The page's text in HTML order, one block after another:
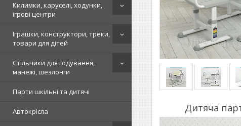
Килимки, каруселі, ходунки,
ігрові центри
Іграшки, конструктори, треки,
товари для дітей
Стільчики для годування,
манежі, шезлонги
Парти шкільні та дитячі
Автокрісла Дитяча